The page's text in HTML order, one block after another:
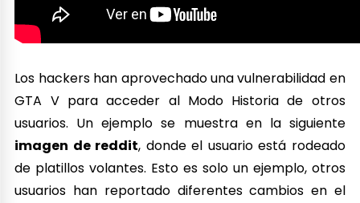
Los hackers han aprovechado una vulnerabilidad en
GTA V para acceder al Modo Historia de otros
usuarios. Un ejemplo se muestra en la siguiente
imagen de reddit, donde el usuario está rodeado
de platillos volantes. Esto es solo un ejemplo, otros
usuarios han reportado diferentes cambios en el